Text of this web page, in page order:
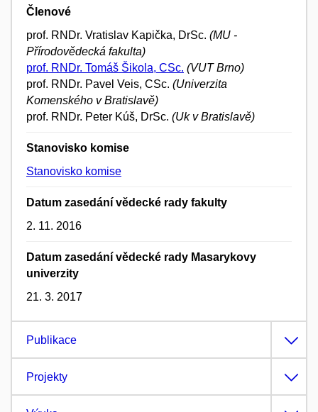
Členové
prof. RNDr. Vratislav Kapička, DrSc. (MU -
Přírodovědecká fakulta)
prof. RNDr. Tomáš Šikola, CSc. (VUT Brno)
prof. RNDr. Pavel Veis, CSc. (Univerzita
Komenského v Bratislavě)
prof. RNDr. Peter Kúš, DrSc. (Uk v Bratislavě)
Stanovisko komise
Stanovisko komise
Datum zasedání vědecké rady fakulty
2. 11. 2016
Datum zasedání vědecké rady Masarykovy
univerzity
21. 3. 2017
Publikace
Projekty